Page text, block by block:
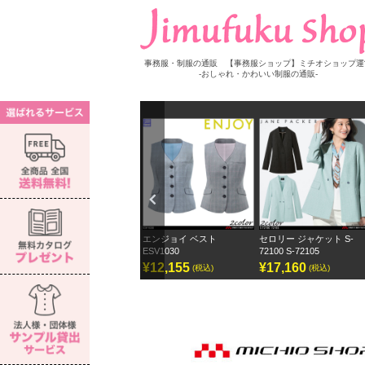
事務服・制服の通販 【事務服ショップ】ミチオショップ
-おしゃれ・かわいい制服の通販-
ous
エンジョイ ベスト
ESV1030
¥12,155
セロリー ジャケット S-
72100 S-72105
¥17,160 (税込)
セロリー ワイドパンツ ジ
ェーンパッカー
¥12,870 (税込)